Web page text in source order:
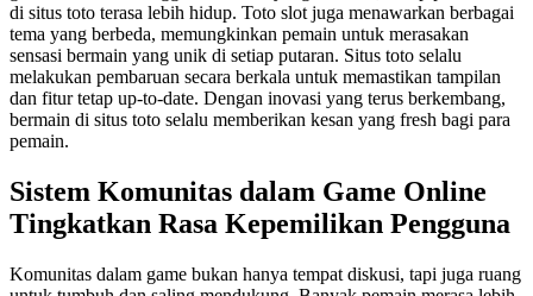
di situs toto terasa lebih hidup. Toto slot juga menawarkan berbagai
tema yang berbeda, memungkinkan pemain untuk merasakan
sensasi bermain yang unik di setiap putaran. Situs toto selalu
melakukan pembaruan secara berkala untuk memastikan tampilan
dan fitur tetap up-to-date. Dengan inovasi yang terus berkembang,
bermain di situs toto selalu memberikan kesan yang fresh bagi para
pemain.
Sistem Komunitas dalam Game Online
Tingkatkan Rasa Kepemilikan Pengguna
Komunitas dalam game bukan hanya tempat diskusi, tapi juga ruang